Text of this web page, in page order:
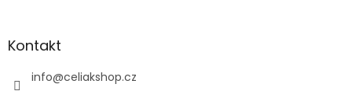
Kontakt
info@celiakshop.cz